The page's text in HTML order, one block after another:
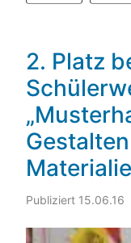
2. Platz
Publiziert 15.06.16